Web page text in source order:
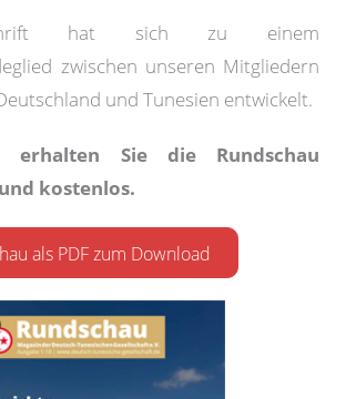
hat sich zu einem
zwischen unseren Mitgliedern
und Tunesien entwickelt.
erhalten Sie die Rundschau
kostenlos.
als PDF zum Download